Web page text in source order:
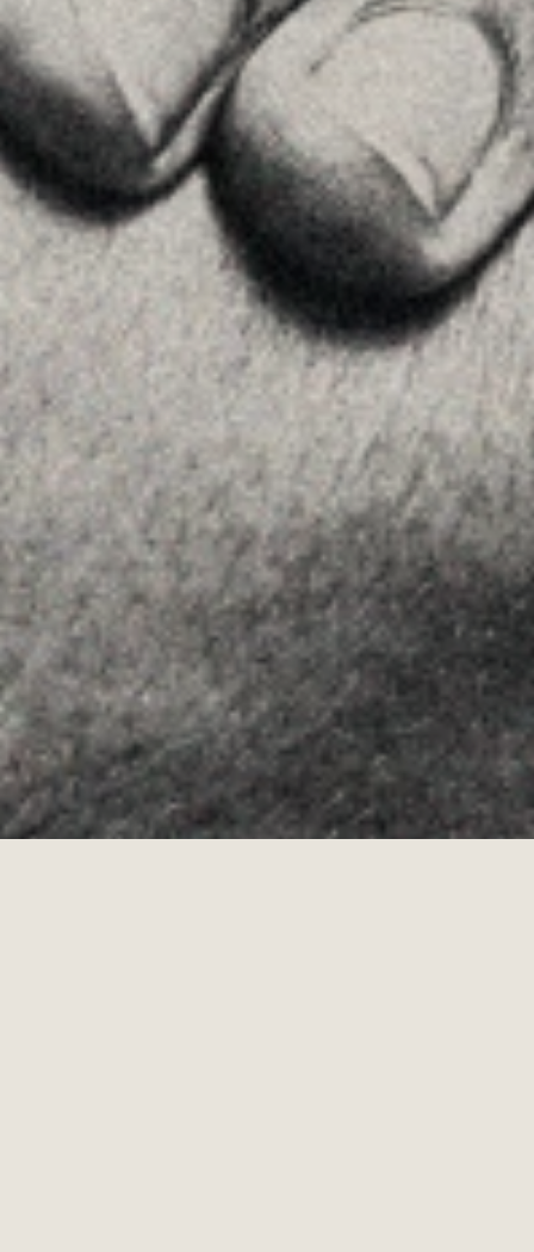
La Firma
Equipo
Asesoramiento
Insights
Contactar
SÍGUENOS
Linkedin
Instagram
Youtube
Allyon — Barcelona, Spain
Copyrights © 2026 AVISO LEGAL
POLÍTICA DE COOKIES· POLÍTICA DE PRIVACIDAD